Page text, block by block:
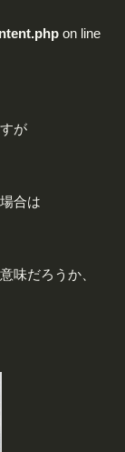
on line
が
合は
味だろうか、